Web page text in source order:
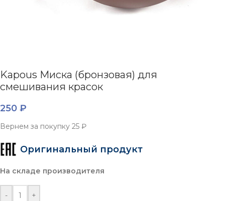
Kapous Миска (бронзовая) для
смешивания красок
250 ₽
Вернем за покупку 25 ₽
Оригинальный продукт
На складе производителя
- +